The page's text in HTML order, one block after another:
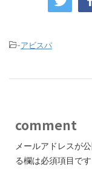
-アビスパ
comment
メールアドレスが
る欄は必須項目です